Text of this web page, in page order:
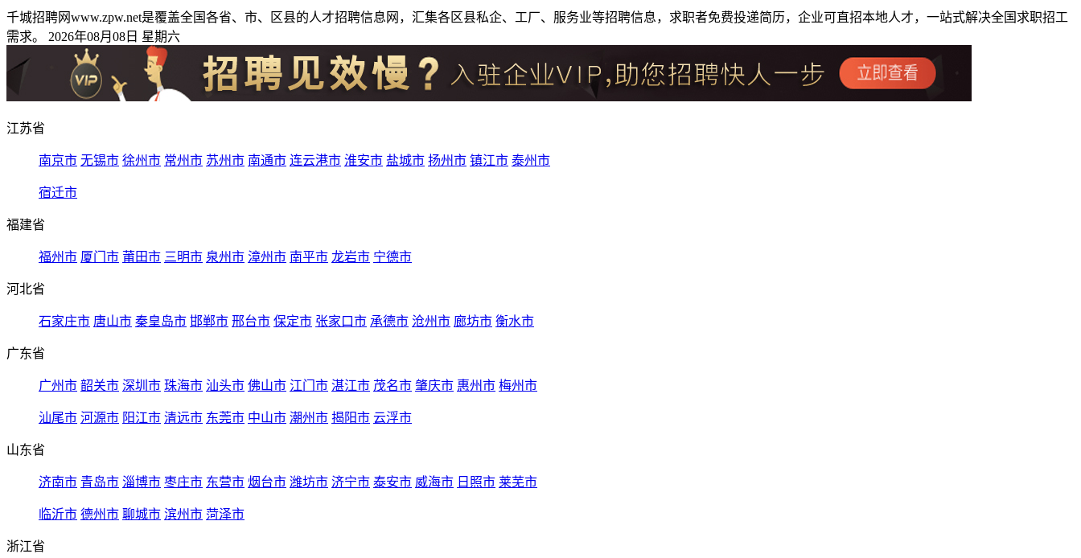
千城招聘网www.zpw.net是覆盖全国各省、市、区县的人才招聘信息网，汇集各区县私企、工厂、服务业等招聘信息，求职者免费投递简历，企业可直招本地人才，一站式解决全国求职招工
需求。 2026年08月08日 星期六
江苏省
南京市 无锡市 徐州市 常州市 苏州市 南通市 连云港市 淮安市 盐城市 扬州市 镇江市 泰州市
宿迁市
福建省
福州市 厦门市 莆田市 三明市 泉州市 漳州市 南平市 龙岩市 宁德市
河北省
石家庄市 唐山市 秦皇岛市 邯郸市 邢台市 保定市 张家口市 承德市 沧州市 廊坊市 衡水市
广东省
广州市 韶关市 深圳市 珠海市 汕头市 佛山市 江门市 湛江市 茂名市 肇庆市 惠州市 梅州市
汕尾市 河源市 阳江市 清远市 东莞市 中山市 潮州市 揭阳市 云浮市
山东省
济南市 青岛市 淄博市 枣庄市 东营市 烟台市 潍坊市 济宁市 泰安市 威海市 日照市 莱芜市
临沂市 德州市 聊城市 滨州市 菏泽市
浙江省